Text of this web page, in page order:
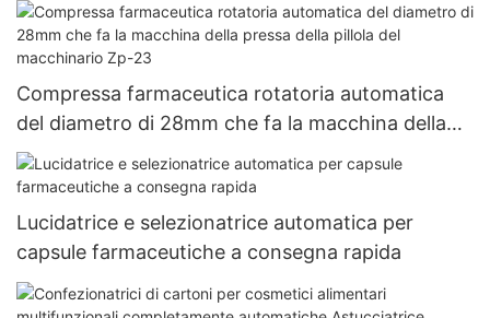
Compressa farmaceutica rotatoria automatica
del diametro di 28mm che fa la macchina della
pressa della pillola del macchinario Zp-23
Lucidatrice e selezionatrice automatica per
capsule farmaceutiche a consegna rapida